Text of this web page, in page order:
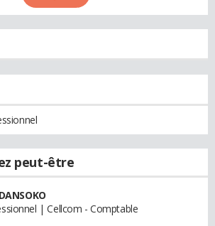
peut-être
| Cellcom - Comptable